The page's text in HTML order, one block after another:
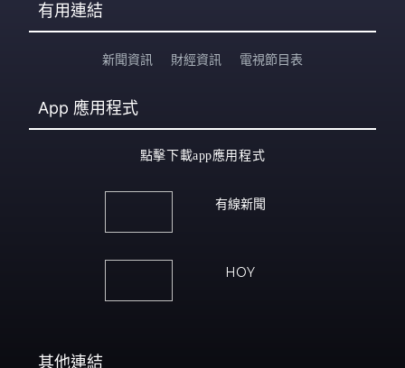
有用連結
新聞資訊 財經資訊 電視節目表
App 應用程式
點擊下載app應用程式
有線新聞
HOY
其他連結